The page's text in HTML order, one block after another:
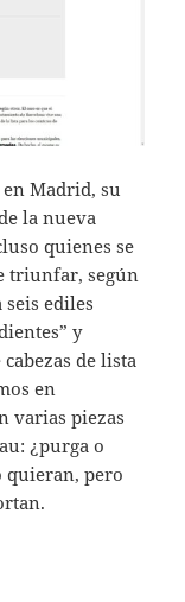
en Madrid, su
la nueva
quienes se
triunfar, según
ediles
y
de lista
en
varias piezas
¿purga o
quieran, pero